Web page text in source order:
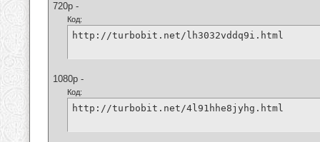
720p -
Код:
http://turbobit.net/lh3032vddq9i.html
1080p -
Код:
http://turbobit.net/4l91hhe8jyhg.html